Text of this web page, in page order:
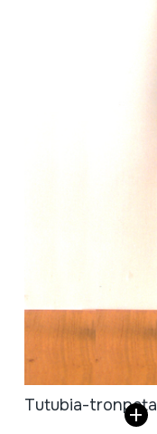
Tutubia-tronpeta